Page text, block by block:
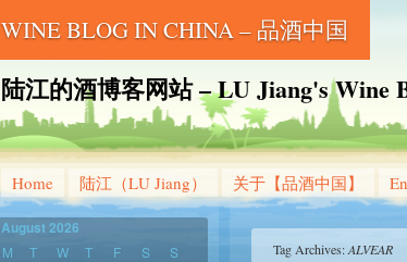
WINE BLOG IN CHINA – 品酒中国
陆江的酒博客网站 – LU Jiang's Wine
Home 陆江（LU Jiang） 关于【品酒中国】
Tag Archives:ALVEAR
August 2026
M T W T F S
S